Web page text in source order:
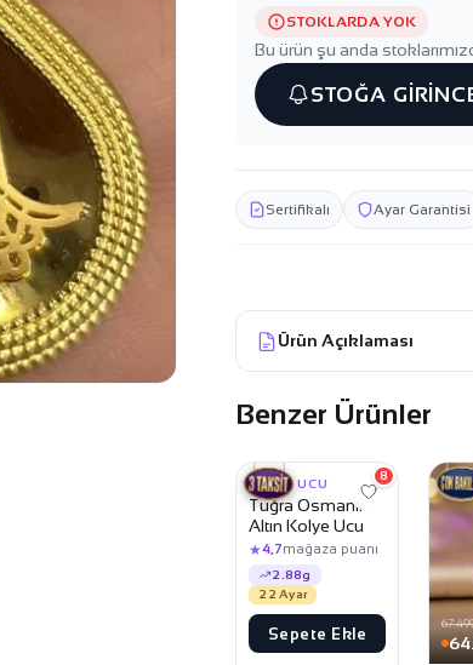
STOKLARDA YOK
Bu ürün şu anda
STOĞA
Sertifikalı Ayar Garantisi
Ürün Açıklaması
Benzer Ürünler
26.049,99 TL
8
KOLYE UCU
Tuğra Osmanlı
Altın Kolye Ucu
★4,7mağaza puanı
2.88g
22 Ayar
Sepete Ekle